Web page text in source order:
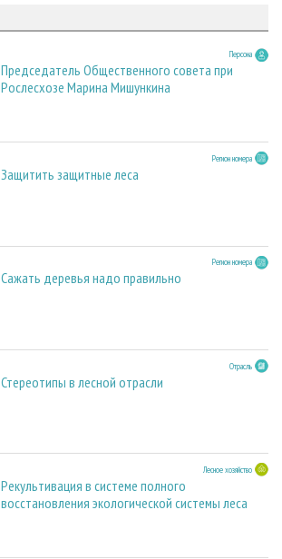
Персона
Председатель Общественного совета при
Рослесхозе Марина Мишункина
Регион номера
Защитить защитные леса
Регион номера
Сажать деревья надо правильно
Отрасль
Стереотипы в лесной отрасли
Лесное хозяйство
Рекультивация в системе полного
восстановления экологической системы леса